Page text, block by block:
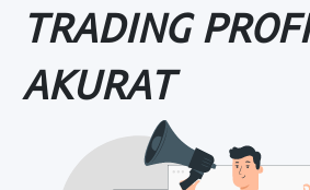
TRADING
AKURAT